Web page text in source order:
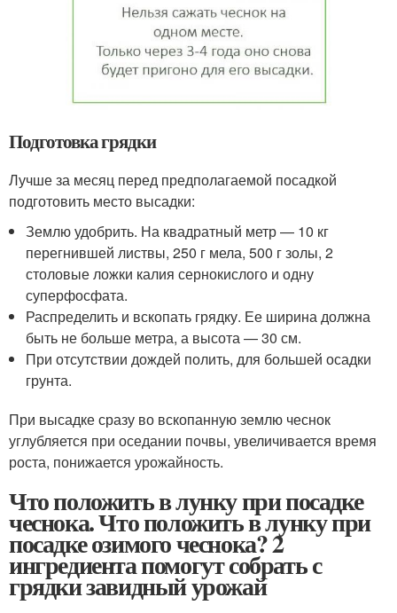
Подготовка грядки
Лучше за месяц перед предполагаемой посадкой
подготовить место высадки:
Землю удобрить. На квадратный метр — 10 кг
перегнившей листвы, 250 г мела, 500 г золы, 2
столовые ложки калия сернокислого и одну
суперфосфата.
Распределить и вскопать грядку. Ее ширина должна
быть не больше метра, а высота — 30 см.
При отсутствии дождей полить, для большей осадки
грунта.
При высадке сразу во вскопанную землю чеснок
углубляется при оседании почвы, увеличивается время
роста, понижается урожайность.
Что положить в лунку при посадке
чеснока. Что положить в лунку при
посадке озимого чеснока? 2
ингредиента помогут собрать с
грядки завидный урожай